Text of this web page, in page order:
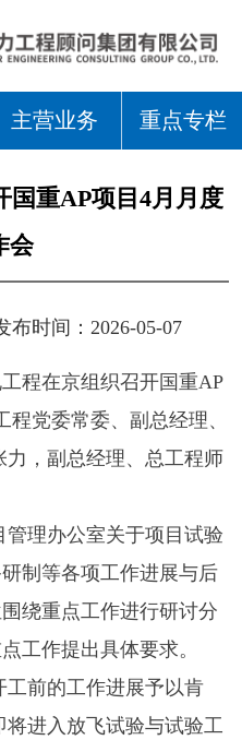
主营业务 重点专栏
国重AP项目4月月度
会
布时间：2026-05-07
程在京组织召开国重AP
党委常委、副总经理、
力，副总经理、总工程师
理办公室关于项目试验
制等各项工作进展与后
绕重点工作进行研讨分
工作提出具体要求。
前的工作进展予以肯
进入放飞试验与试验工